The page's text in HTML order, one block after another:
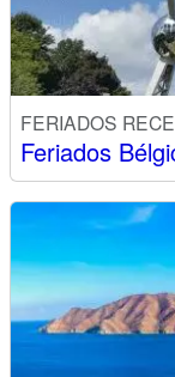
FERIADOS
Feriados